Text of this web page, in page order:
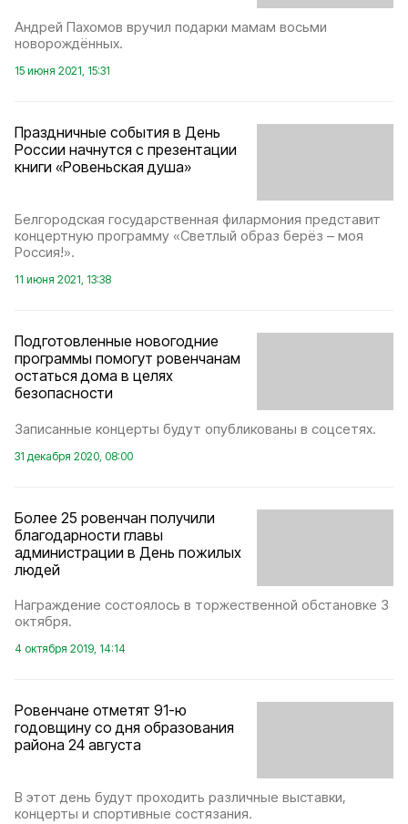
Андрей Пахомов вручил подарки мамам восьми
новорождённых.
15 июня 2021, 15:31
Праздничные события в День
России начнутся с презентации
книги «Ровеньская душа»
Белгородская государственная филармония представит
концертную программу «Светлый образ берёз – моя
Россия!».
11 июня 2021, 13:38
Подготовленные новогодние
программы помогут ровенчанам
остаться дома в целях
безопасности
Записанные концерты будут опубликованы в соцсетях.
31 декабря 2020, 08:00
Более 25 ровенчан получили
благодарности главы
администрации в День пожилых
людей
Награждение состоялось в торжественной обстановке 3
октября.
4 октября 2019, 14:14
Ровенчане отметят 91-ю
годовщину со дня образования
района 24 августа
В этот день будут проходить различные выставки,
концерты и спортивные состязания.